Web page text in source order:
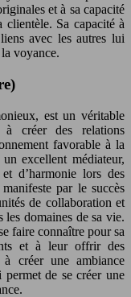
et à sa capacité
clientèle. Sa capacité à
avec les autres lui
voyance.
est un véritable
à créer des relations
favorable à la
excellent médiateur,
d’harmonie lors des
par le succès
de collaboration et
domaines de sa vie.
faire connaître pour sa
et à leur offrir des
créer une ambiance
de se créer une